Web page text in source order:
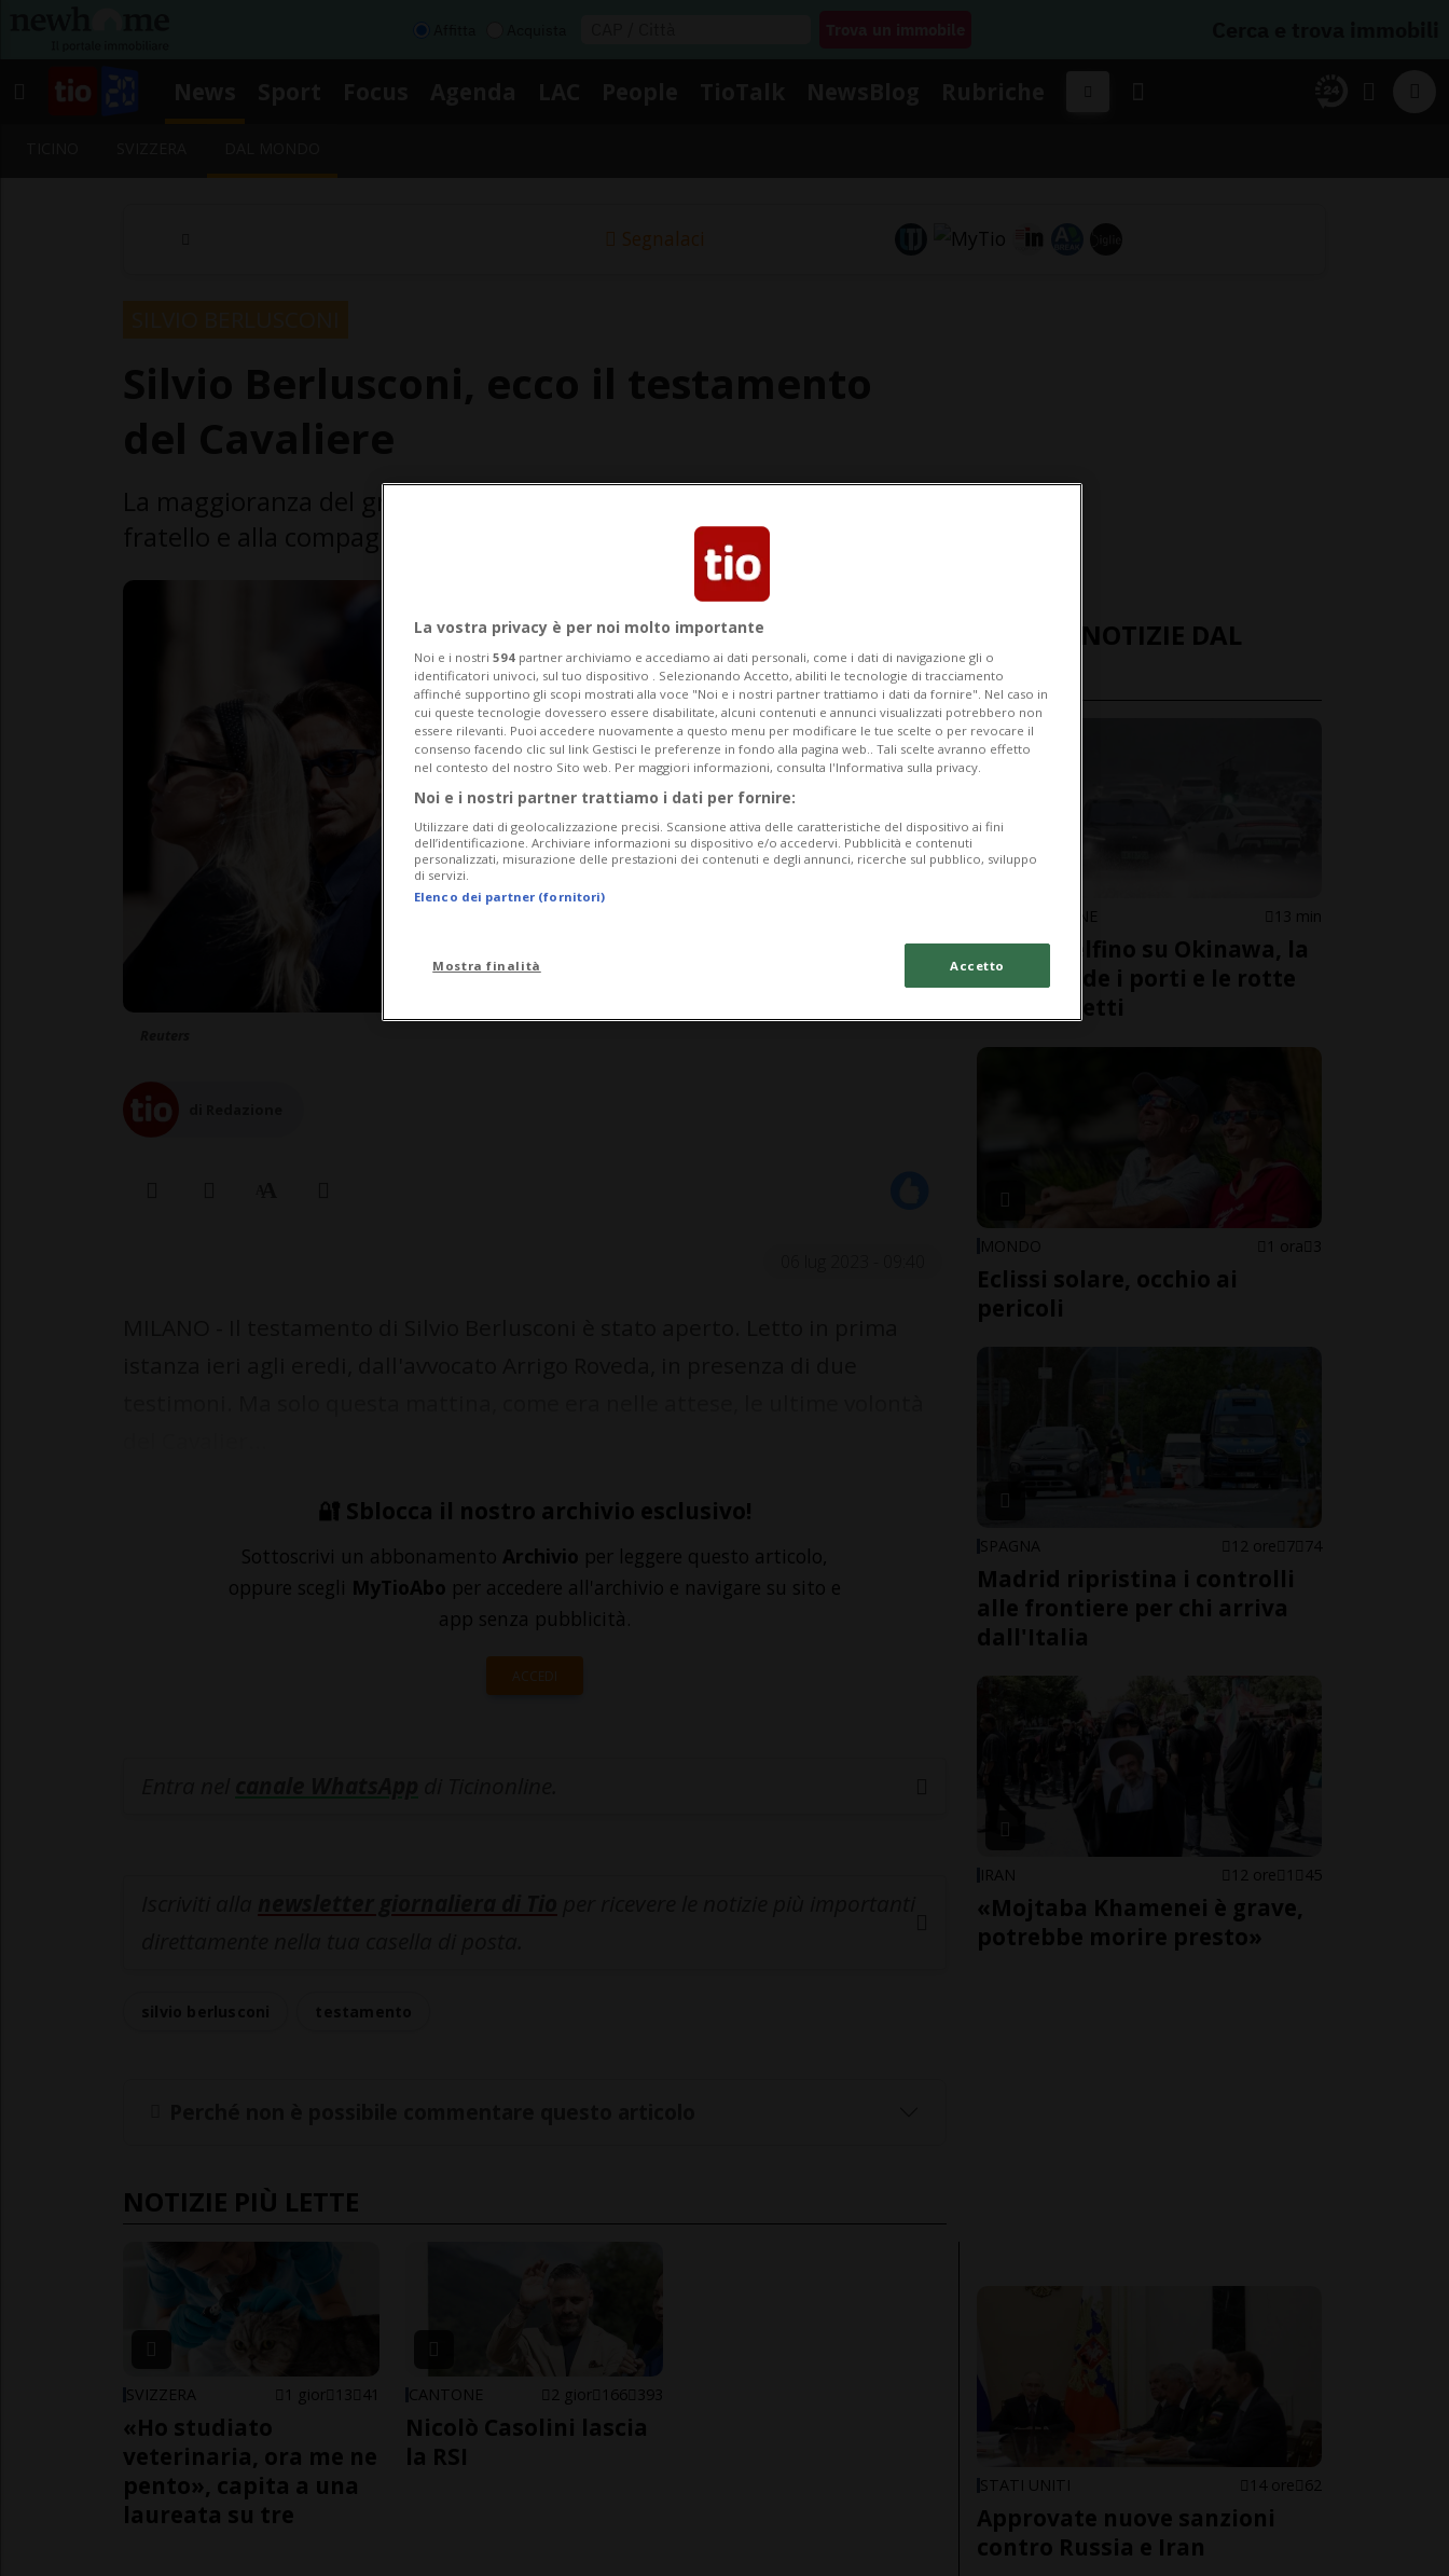
Segnalaci
fratello e alla compagna un lascito di 100 milioni di euro
🔐 Sblocca il nostro archivio esclusivo!
Sottoscrivi un abbonamento Archivio per leggere questo articolo,
oppure scegli MyTioAbo per accedere all'archivio e navigare su sito e
app senza pubblicità.
ACCEDI
NOTIZIE PIÙ LETTE
SVIZZERA 1 gior 13 41
«Ho studiato
veterinaria, ora me ne
pento», capita a una
laureata su tre
CANTONE 2 gior 166 393
Nicolò Casolini lascia
la RSI
ULTIME NOTIZIE DAL
MONDO
CINA/GIAPPONE 13 min
Tifone Delfino su Okinawa, la
Cina chiude i porti e le rotte
dei traghetti
MONDO 1 ora 3
Eclissi solare, occhio ai
pericoli
SPAGNA 12 ore 7 74
Madrid ripristina i controlli
alle frontiere per chi arriva
dall'Italia
IRAN 12 ore 1 45
«Mojtaba Khamenei è grave,
potrebbe morire presto»
STATI UNITI 14 ore 62
Approvate nuove sanzioni
contro Russia e Iran
La vostra privacy è per noi molto importante
Noi e i nostri 594 partner archiviamo e accediamo ai dati personali, come i dati di navigazione gli o
identificatori univoci, sul tuo dispositivo . Selezionando Accetto, abiliti le tecnologie di tracciamento
affinché supportino gli scopi mostrati alla voce "Noi e i nostri partner trattiamo i dati da fornire". Nel caso in
cui queste tecnologie dovessero essere disabilitate, alcuni contenuti e annunci visualizzati potrebbero non
essere rilevanti. Puoi accedere nuovamente a questo menu per modificare le tue scelte o per revocare il
consenso facendo clic sul link Gestisci le preferenze in fondo alla pagina web.. Tali scelte avranno effetto
nel contesto del nostro Sito web. Per maggiori informazioni, consulta l'Informativa sulla privacy.
Noi e i nostri partner trattiamo i dati per fornire:
Utilizzare dati di geolocalizzazione precisi. Scansione attiva delle caratteristiche del dispositivo ai fini
dell’identificazione. Archiviare informazioni su dispositivo e/o accedervi. Pubblicità e contenuti
personalizzati, misurazione delle prestazioni dei contenuti e degli annunci, ricerche sul pubblico, sviluppo
di servizi.
Elenco dei partner (fornitori)
Mostra finalità Accetto